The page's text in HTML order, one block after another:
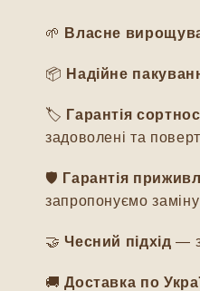
🌱 Власне
📦 Надійне
🏷️ Гарантія
задоволені та
🛡️ Гарантія
запропонуємо
🤝Чесний підхід —
🚚Доставка по